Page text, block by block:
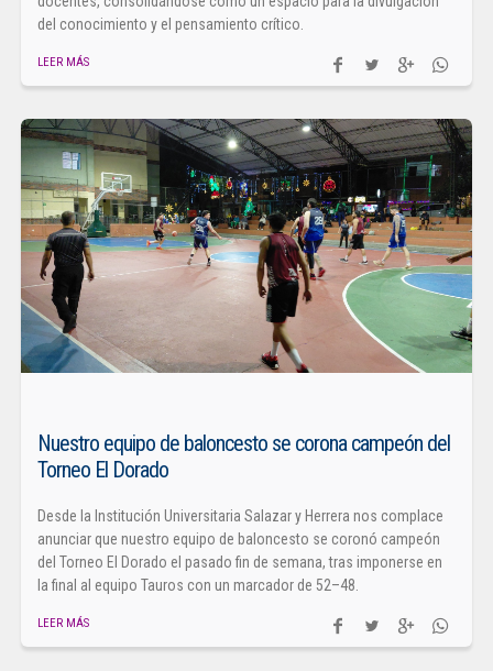
del conocimiento y el pensamiento crítico.
LEER MÁS
Nuestro equipo de baloncesto se corona campeón del
Torneo El Dorado
Desde la Institución Universitaria Salazar y Herrera nos complace
anunciar que nuestro equipo de baloncesto se coronó campeón
del Torneo El Dorado el pasado fin de semana, tras imponerse en
la final al equipo Tauros con un marcador de 52–48.
LEER MÁS